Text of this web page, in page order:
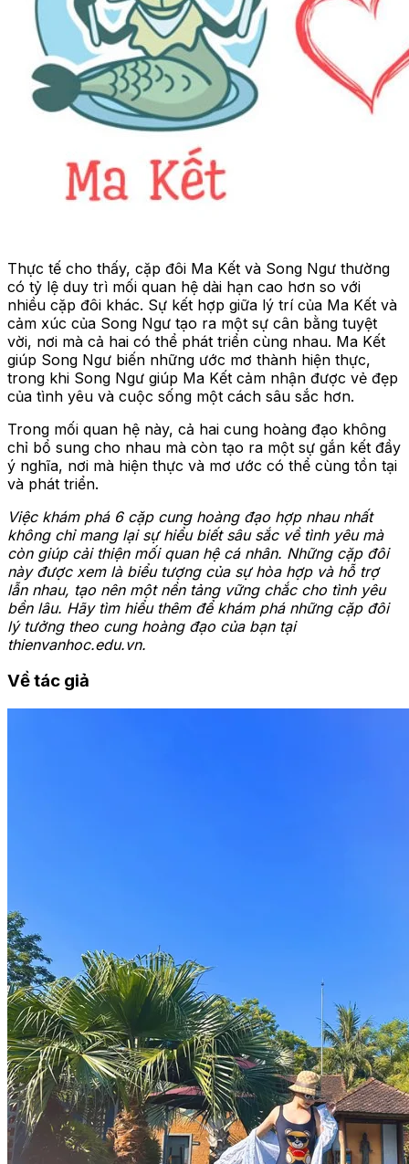
Thực tế cho thấy, cặp đôi Ma Kết và Song Ngư thường
có tỷ lệ duy trì mối quan hệ dài hạn cao hơn so với
nhiều cặp đôi khác. Sự kết hợp giữa lý trí của Ma Kết và
cảm xúc của Song Ngư tạo ra một sự cân bằng tuyệt
vời, nơi mà cả hai có thể phát triển cùng nhau. Ma Kết
giúp Song Ngư biến những ước mơ thành hiện thực,
trong khi Song Ngư giúp Ma Kết cảm nhận được vẻ đẹp
của tình yêu và cuộc sống một cách sâu sắc hơn.
Trong mối quan hệ này, cả hai cung hoàng đạo không
chỉ bổ sung cho nhau mà còn tạo ra một sự gắn kết đầy
ý nghĩa, nơi mà hiện thực và mơ ước có thể cùng tồn tại
và phát triển.
Việc khám phá 6 cặp cung hoàng đạo hợp nhau nhất
không chỉ mang lại sự hiểu biết sâu sắc về tình yêu mà
còn giúp cải thiện mối quan hệ cá nhân. Những cặp đôi
này được xem là biểu tượng của sự hòa hợp và hỗ trợ
lẫn nhau, tạo nên một nền tảng vững chắc cho tình yêu
bền lâu. Hãy tìm hiểu thêm để khám phá những cặp đôi
lý tưởng theo cung hoàng đạo của bạn tại
thienvanhoc.edu.vn.
Về tác giả